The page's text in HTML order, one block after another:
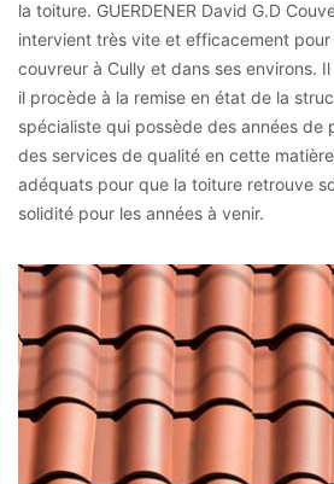
la toiture. GUERDENER David G.D
intervient très vite et efficacement
couvreur à Cully et dans ses environs.
il procède à la remise en état de la
spécialiste qui possède des années de
des services de qualité en cette
adéquats pour que la toiture retrouve
solidité pour les années à venir.